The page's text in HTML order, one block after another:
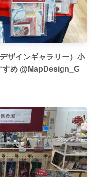
ザインギャラリー）小
すめ @MapDesign_G